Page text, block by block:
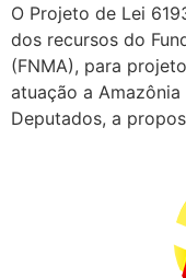
O Projeto de Lei
dos recursos do
(FNMA), para
atuação a
Deputados, a